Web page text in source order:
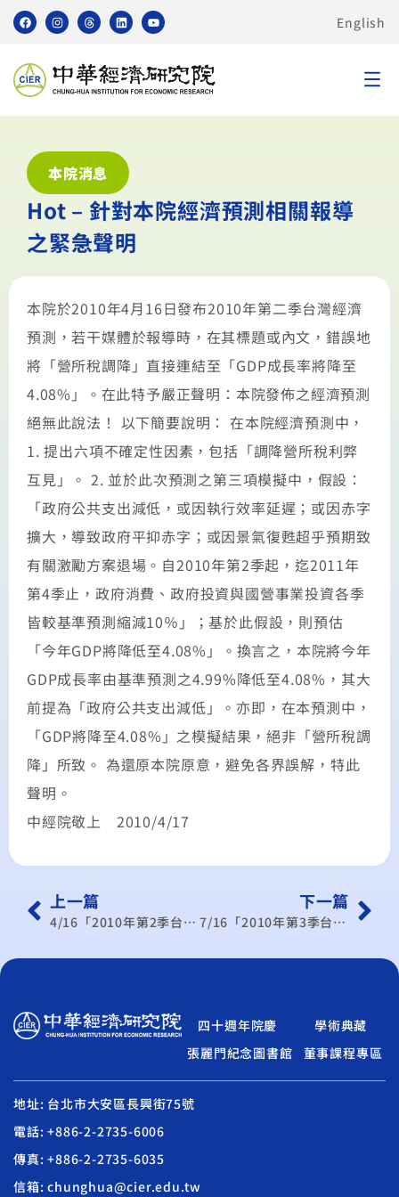
English
本院消息
Hot – 針對本院經濟預測相關報導
之緊急聲明
本院於2010年4月16日發布2010年第二季台灣經濟
預測，若干媒體於報導時，在其標題或內文，錯誤地
將「營所稅調降」直接連結至「GDP成長率將降至
4.08%」。在此特予嚴正聲明：本院發佈之經濟預測
絕無此說法！ 以下簡要說明： 在本院經濟預測中，
1. 提出六項不確定性因素，包括「調降營所稅利弊
互見」。 2. 並於此次預測之第三項模擬中，假設：
「政府公共支出減低，或因執行效率延遲；或因赤字
擴大，導致政府平抑赤字；或因景氣復甦超乎預期致
有關激勵方案退場。自2010年第2季起，迄2011年
第4季止，政府消費、政府投資與國營事業投資各季
皆較基準預測縮減10％」；基於此假設，則預估
「今年GDP將降低至4.08%」。換言之，本院將今年
GDP成長率由基準預測之4.99%降低至4.08%，其大
前提為「政府公共支出減低」。亦即，在本預測中，
「GDP將降至4.08%」之模擬結果，絕非「營所稅調
降」所致。 為還原本院原意，避免各界誤解，特此
聲明。
中經院敬上 2010/4/17
上一篇
4/16「2010年第2季台灣經濟預測記者會暨座談會」
下一篇
7/16「2010年第3季台灣經濟預測記者會暨座談會」
四十週年院慶
學術典藏
張麗門紀念圖書館
董事課程專區
地址: 台北市大安區長興街75號
電話: +886-2-2735-6006
傳真: +886-2-2735-6035
信箱: chunghua@cier.edu.tw